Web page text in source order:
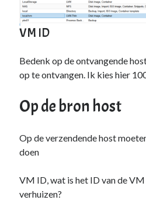
VM ID
Bedenk op de ontvangende
op te ontvangen. Ik kies hier
Op de bron host
Op de verzendende host
doen
VM ID, wat is het ID van de
verhuizen?